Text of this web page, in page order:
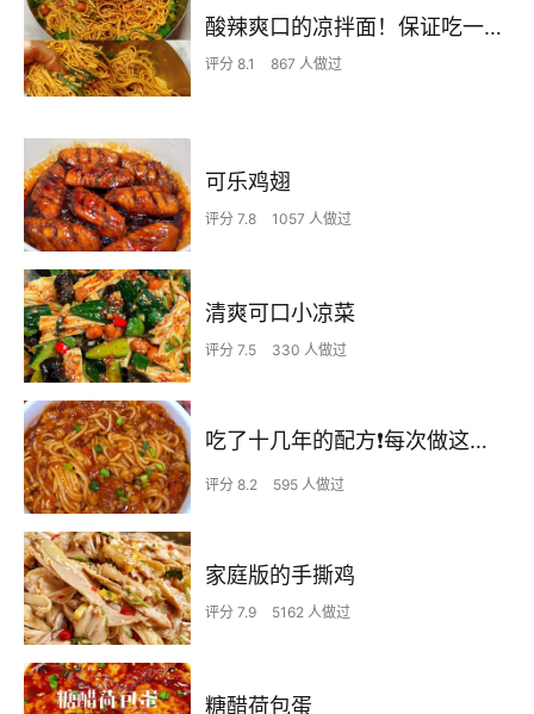
酸辣爽口的凉拌面！保证吃一次就上瘾
评分 8.1 867 人做过
可乐鸡翅
评分 7.8 1057 人做过
清爽可口小凉菜
评分 7.5 330 人做过
吃了十几年的配方❗️每次做这至少吃2碗
评分 8.2 595 人做过
家庭版的手撕鸡
评分 7.9 5162 人做过
糖醋荷包蛋